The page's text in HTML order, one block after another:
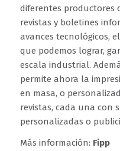
diferentes productores
revistas y boletines
avances tecnológicos,
que podemos lograr,
escala industrial.
permite ahora la
en masa, o
revistas, cada una con
personalizadas o
Más información: Fipp